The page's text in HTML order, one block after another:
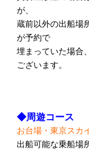
が、
蔵前以外の出船場
が予約で
埋まっていた場合
ございます。
◆周遊コース
お台場・東京スカ
出船可能な乗船場